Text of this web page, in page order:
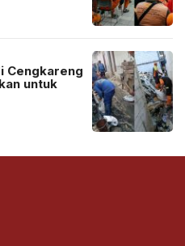
Cengkareng
untuk